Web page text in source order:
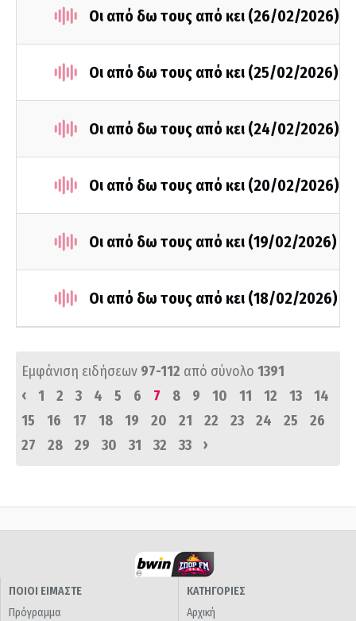
Οι από δω τους από κει (26/02/2026)
Οι από δω τους από κει (25/02/2026)
Οι από δω τους από κει (24/02/2026)
Οι από δω τους από κει (20/02/2026)
Οι από δω τους από κει (19/02/2026)
Οι από δω τους από κει (18/02/2026)
Εμφάνιση ειδήσεων 97-112 από σύνολο 1391
‹
1 2 3 4 5 6 7 8 9 10 11 12 13
14
15
16 17 18 19 20 21 22 23 24 25
26
27
28 29 30 31 32 33 ›
ΠΟΙΟΙ ΕΙΜΑΣΤΕ
Πρόγραμμα
ΚΑΤΗΓΟΡΙΕΣ
Αρχική